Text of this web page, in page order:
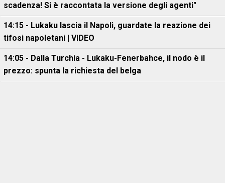
scadenza! Si è raccontata la versione degli agenti"
14:15 - Lukaku lascia il Napoli, guardate la reazione dei
tifosi napoletani | VIDEO
14:05 - Dalla Turchia - Lukaku-Fenerbahce, il nodo è il
prezzo: spunta la richiesta del belga